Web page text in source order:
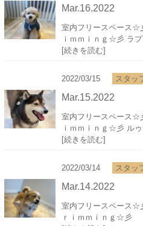
Mar.16.2022
室内フリースペース
ｉｍｍｉｎｇ☆彡 ラ
[続きを読む]
2022/03/15 スタッ
Mar.15.2022
室内フリースペース
ｉｍｍｉｎｇ☆彡 ル
[続きを読む]
2022/03/14 スタッ
Mar.14.2022
室内フリースペー
ｒｉｍｍｉｎｇ☆彡